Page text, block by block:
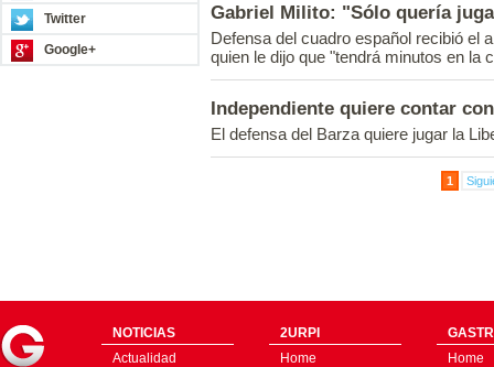
Twitter
Google+
Gabriel Milito: "Sólo quería
Defensa del cuadro español recibió el
quien le dijo que "tendrá minutos en la
Independiente quiere contar
El defensa del Barza quiere jugar la
1
NOTICIAS
Actualidad
2URPI
Home
Home